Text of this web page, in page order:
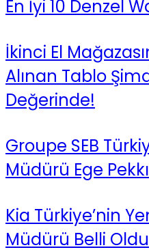
En İyi 10 Denzel
İkinci El
Alınan Tablo
Değerinde!
Groupe SEB
Müdürü Ege
Kia Türkiye’nin
Müdürü Belli Oldu